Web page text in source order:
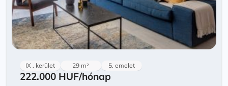
IX . kerület 29 m² 5. emelet
222.000 HUF/hónap